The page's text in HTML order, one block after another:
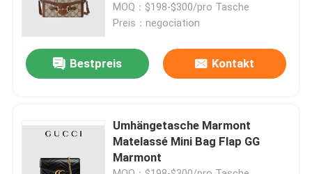
Treten Sie mit uns in Verbindung
Nachrichten
Fälle
Blog
MOQ：$198-$300/pro Tasche
Preis：negociation
Bestpreis Kontakt
Umhängetasche Marmont
Matelassé Mini Bag Flap GG
Marmont